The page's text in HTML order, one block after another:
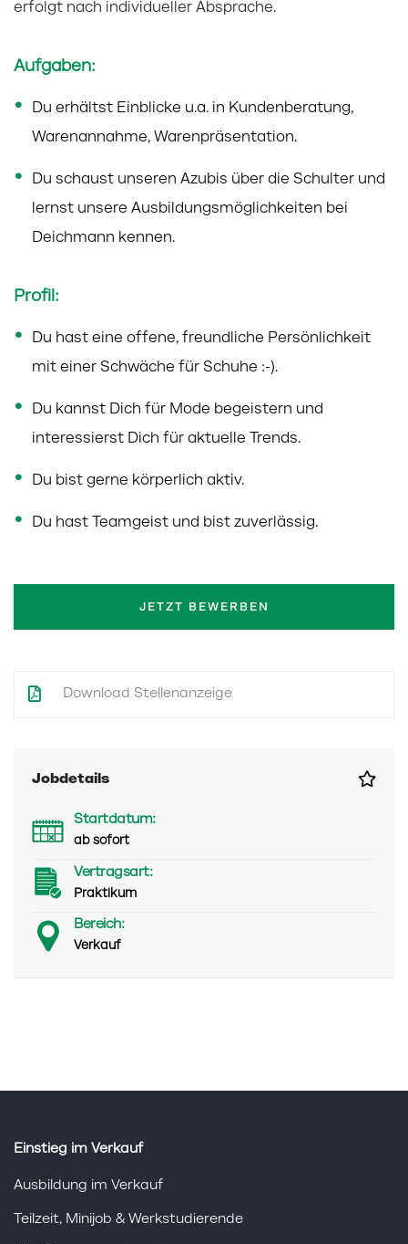
erfolgt nach individueller Absprache.
Aufgaben:
Du erhältst Einblicke u.a. in Kundenberatung,
Warenannahme, Warenpräsentation.
Du schaust unseren Azubis über die Schulter und
lernst unsere Ausbildungsmöglichkeiten bei
Deichmann kennen.
Profil:
Du hast eine offene, freundliche Persönlichkeit
mit einer Schwäche für Schuhe :-).
Du kannst Dich für Mode begeistern und
interessierst Dich für aktuelle Trends.
Du bist gerne körperlich aktiv.
Du hast Teamgeist und bist zuverlässig.
JETZT BEWERBEN
Download Stellenanzeige
Jobdetails
Startdatum:
ab sofort
Vertragsart:
Praktikum
Bereich:
Verkauf
Einstieg im Verkauf
Ausbildung im Verkauf
Teilzeit, Minijob & Werkstudierende